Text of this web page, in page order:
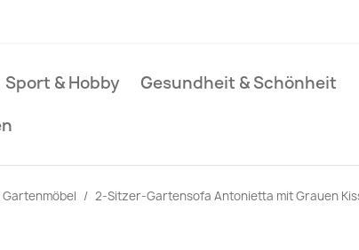
Sport & Hobby
Gesundheit & Schönheit
Gartenmöbel 2-Sitzer-Gartensofa Antonietta mit Grauen